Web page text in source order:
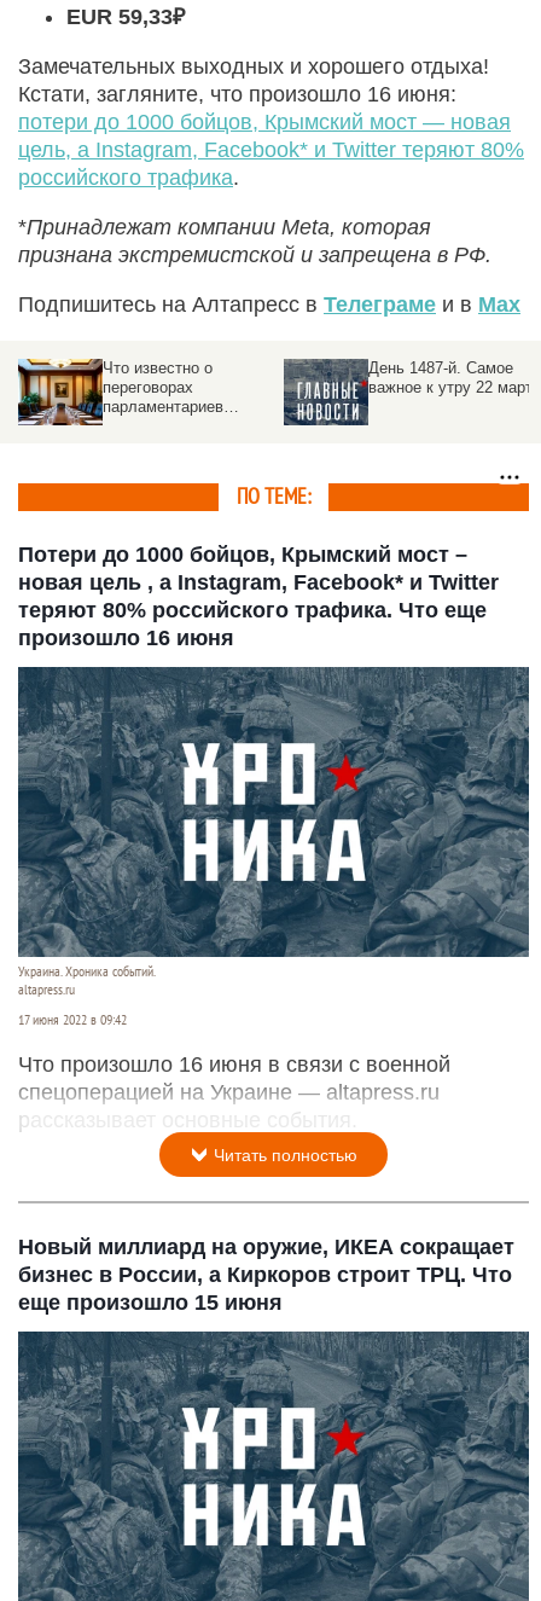
EUR 59,33₽
Замечательных выходных и хорошего отдыха!
Кстати, загляните, что произошло 16 июня:
потери до 1000 бойцов, Крымский мост — новая
цель, а Instagram, Facebook* и Twitter теряют 80%
российского трафика.
*Принадлежат компании Meta, которая
признана экстремистской и запрещена в РФ.
Подпишитесь на Алтапресс в Телеграме и в Max
День 1487-й. Самое
важное к утру 22 марта
День 1473-й. Самое
важное к утру 8 марта
ПО ТЕМЕ:
Потери до 1000 бойцов, Крымский мост –
новая цель , а Instagram, Facebook* и Twitter
теряют 80% российского трафика. Что еще
произошло 16 июня
Украина. Хроника событий.
altapress.ru
17 июня 2022 в 09:42
Что произошло 16 июня в связи с военной
спецоперацией на Украине — altapress.ru
рассказывает основные события.
Читать полностью
Новый миллиард на оружие, ИКЕА сокращает
бизнес в России, а Киркоров строит ТРЦ. Что
еще произошло 15 июня